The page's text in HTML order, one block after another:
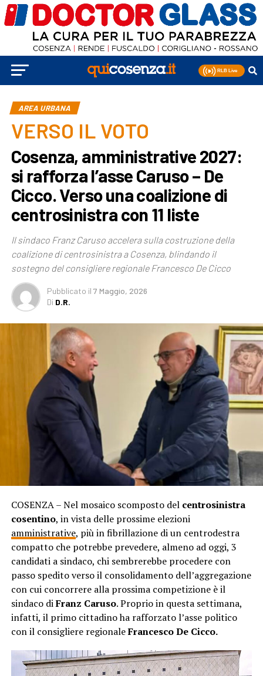
AREA URBANA
VERSO IL VOTO
Cosenza, amministrative 2027:
si rafforza l’asse Caruso – De
Cicco. Verso una coalizione di
centrosinistra con 11 liste
Il sindaco Franz Caruso accelera sulla costruzione della
coalizione di centrosinistra a Cosenza, blindando il
sostegno del consigliere regionale Francesco De Cicco
Pubblicato il 7 Maggio, 2026
Di D.R.
COSENZA – Nel mosaico scomposto del centrosinistra
cosentino, in vista delle prossime elezioni
amministrative, più in fibrillazione di un centrodestra
compatto che potrebbe prevedere, almeno ad oggi, 3
candidati a sindaco, chi sembrerebbe procedere con
passo spedito verso il consolidamento dell’aggregazione
con cui concorrere alla prossima competizione è il
sindaco diFranz Caruso. Proprio in questa settimana,
infatti, il primo cittadino ha rafforzato l’asse politico
con il consigliere regionaleFrancesco De Cicco.